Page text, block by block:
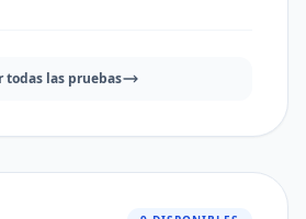
todas las pruebas